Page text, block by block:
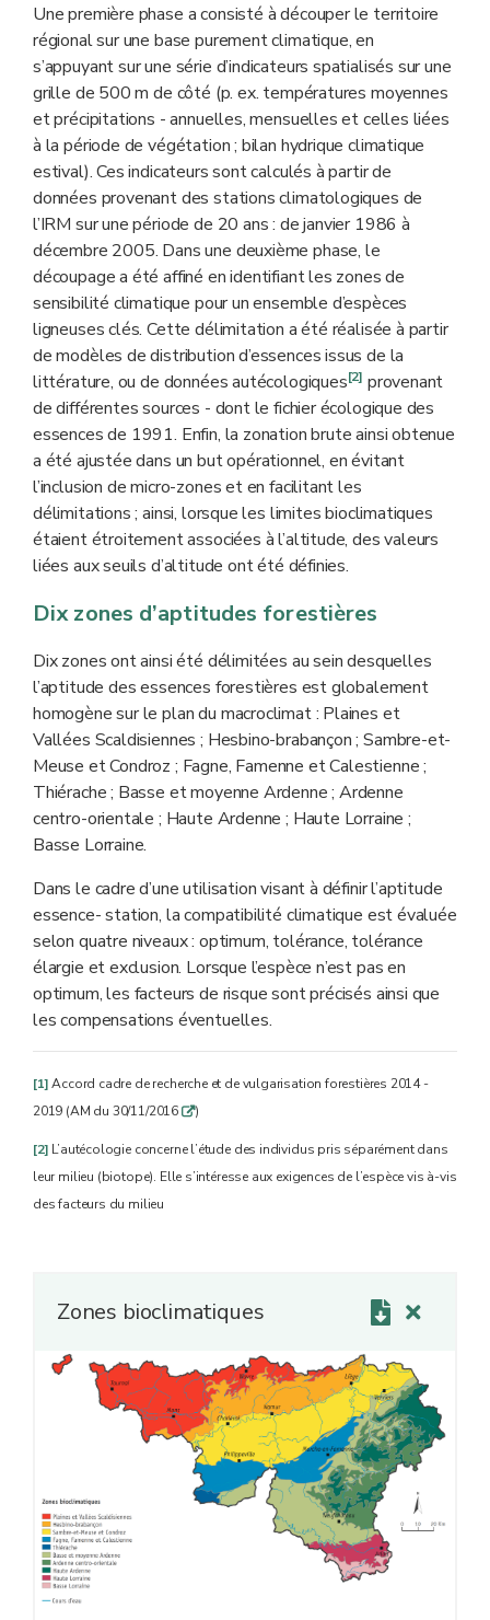
Une première phase a consisté à découper le territoire
régional sur une base purement climatique, en
s’appuyant sur une série d’indicateurs spatialisés sur une
grille de 500 m de côté (p. ex. températures moyennes
et précipitations - annuelles, mensuelles et celles liées
à la période de végétation ; bilan hydrique climatique
estival). Ces indicateurs sont calculés à partir de
données provenant des stations climatologiques de
l’IRM sur une période de 20 ans : de janvier 1986 à
décembre 2005. Dans une deuxième phase, le
découpage a été affiné en identifiant les zones de
sensibilité climatique pour un ensemble d’espèces
ligneuses clés. Cette délimitation a été réalisée à partir
de modèles de distribution d’essences issus de la
littérature, ou de données autécologiques[2] provenant
de différentes sources - dont le fichier écologique des
essences de 1991. Enfin, la zonation brute ainsi obtenue
a été ajustée dans un but opérationnel, en évitant
l’inclusion de micro-zones et en facilitant les
délimitations ; ainsi, lorsque les limites bioclimatiques
étaient étroitement associées à l’altitude, des valeurs
liées aux seuils d’altitude ont été définies.
Dix zones d’aptitudes forestières
Dix zones ont ainsi été délimitées au sein desquelles
l’aptitude des essences forestières est globalement
homogène sur le plan du macroclimat : Plaines et
Vallées Scaldisiennes ; Hesbino-brabançon ; Sambre-et-
Meuse et Condroz ; Fagne, Famenne et Calestienne ;
Thiérache ; Basse et moyenne Ardenne ; Ardenne
centro-orientale ; Haute Ardenne ; Haute Lorraine ;
Basse Lorraine.
Dans le cadre d’une utilisation visant à définir l’aptitude
essence- station, la compatibilité climatique est évaluée
selon quatre niveaux : optimum, tolérance, tolérance
élargie et exclusion. Lorsque l’espèce n’est pas en
optimum, les facteurs de risque sont précisés ainsi que
les compensations éventuelles.
[1]Accord cadre de recherche et de vulgarisation forestières 2014 -
2019 (AM du 30/11/2016 q)
[2] L’autécologie concerne l’étude des individus pris séparément dans
leur milieu (biotope). Elle s’intéresse aux exigences de l’espèce vis à-vis
des facteurs du milieu
Zones bioclimatiques